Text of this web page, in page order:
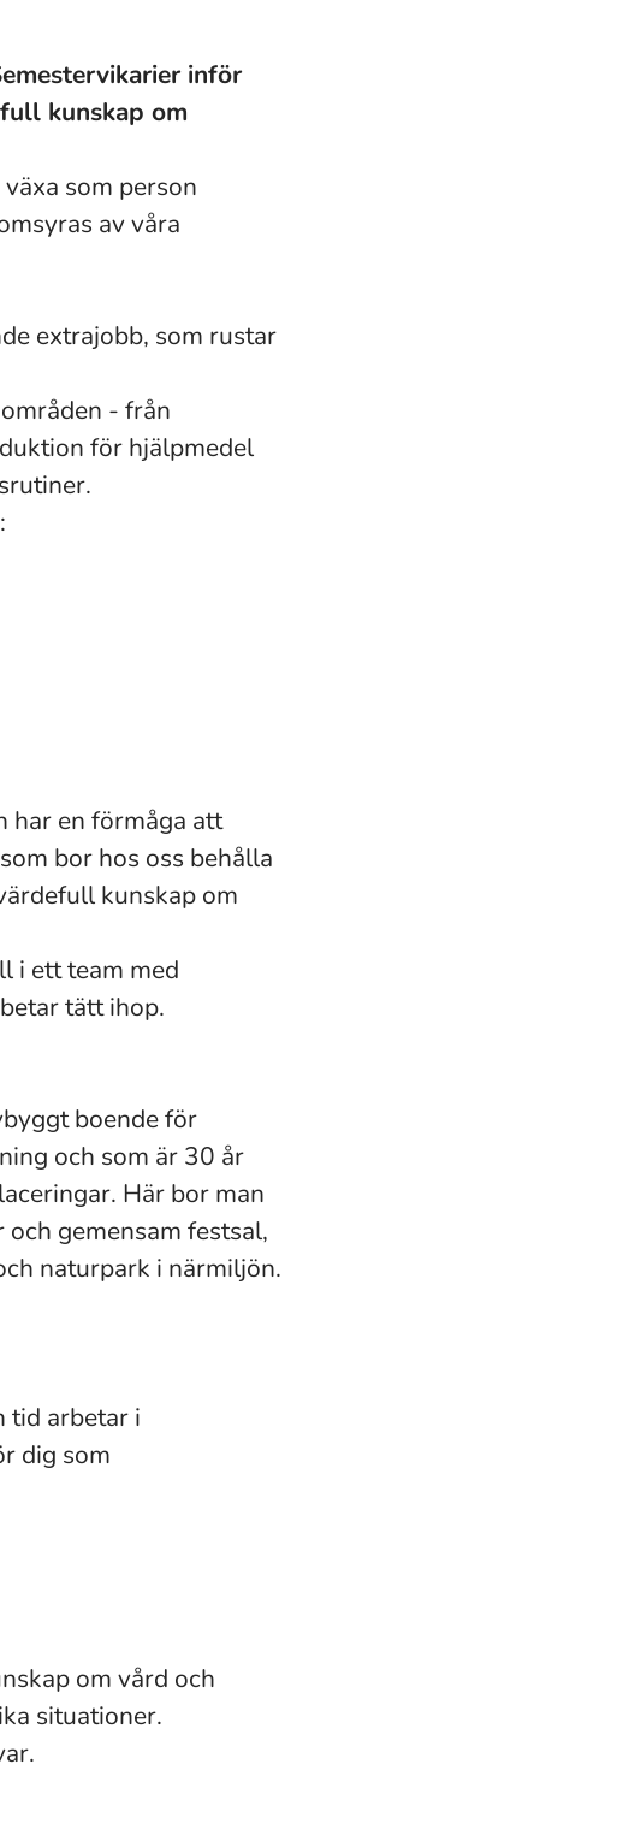
inför
kunskap om
som person
av våra
extrajobb, som rustar
- från
för hjälpmedel
har en förmåga att
bor hos oss behålla
kunskap om
i ett team med
tätt ihop.
boende för
och som är 30 år
Här bor man
gemensam festsal,
naturpark i närmiljön.
tid arbetar i
dig som
om vård och
situationer.